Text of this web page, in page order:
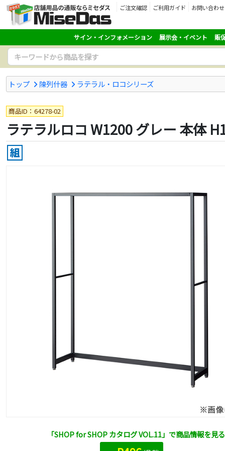
ご注文確認 ご利用ガイド
お問い合わせ
サイン・インフォメーション 展示会・イベント 販
トップ 陳列什器 ラテラル・ロコシリーズ
商品ID：64278-02
ラテラルロコ W1200 グレー 本体
「SHOP for SHOP カタログ VOL.11」で商品情報を見る